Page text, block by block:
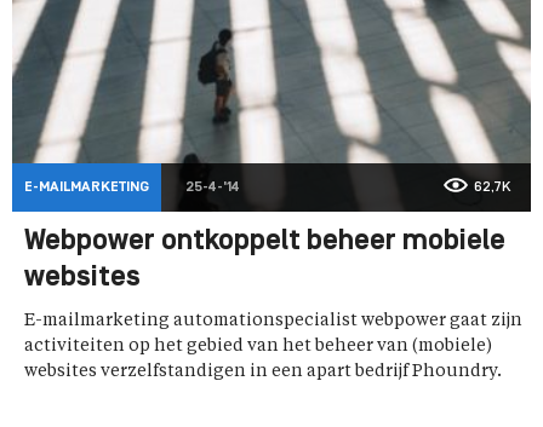
E-MAILMARKETING 25-4-'14 62,7K
Webpower ontkoppelt beheer mobiele
websites
E-mailmarketing automationspecialist webpower gaat zijn
activiteiten op het gebied van het beheer van (mobiele)
websites verzelfstandigen in een apart bedrijf Phoundry.